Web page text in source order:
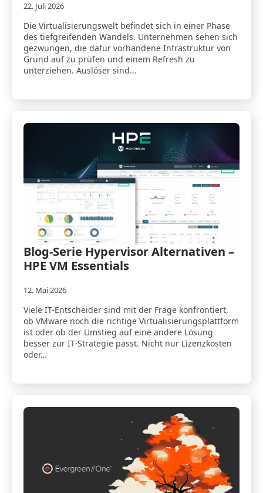
22. Juli 2026
Die Virtualisierungswelt befindet sich in einer Phase
des tiefgreifenden Wandels. Unternehmen sehen sich
gezwungen, die dafür vorhandene Infrastruktur von
Grund auf zu prüfen und einem Refresh zu
unterziehen. Auslöser sind…
Blog-Serie Hypervisor Alternativen –
HPE VM Essentials
12. Mai 2026
Viele IT-Entscheider sind mit der Frage konfrontiert,
ob VMware noch die richtige Virtualisierungsplattform
ist oder ob der Umstieg auf eine andere Lösung
besser zur IT-Strategie passt. Nicht nur Lizenzkosten
oder…